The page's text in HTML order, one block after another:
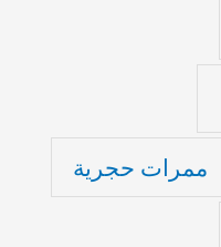
ممرات حجرية